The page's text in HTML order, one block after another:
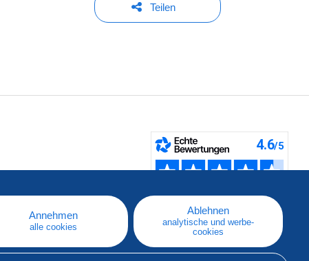
Teilen
Annehmen
alle cookies
Ablehnen
analytische und werbe-
cookies